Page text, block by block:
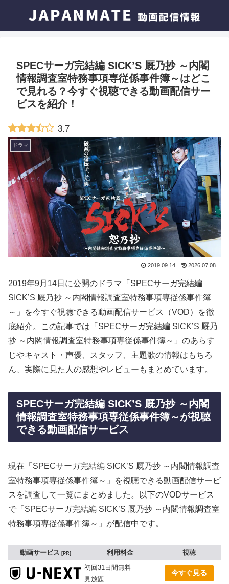
SPECサーガ完結編 SICK’S 厩乃抄 ～内閣
情報調査室特務事項専従係事件簿～はどこ
で見れる？今すぐ視聴できる動画配信サー
ビスを紹介！
3.7
ドラマ
2019.09.14 2026.07.08
2019年9月14日に公開のドラマ「SPECサーガ完結編
SICK’S 厩乃抄 ～内閣情報調査室特務事項専従係事件簿
～」を今すぐ視聴できる動画配信サービス（VOD）を徹
底紹介。この記事では「SPECサーガ完結編 SICK’S 厩乃
抄 ～内閣情報調査室特務事項専従係事件簿～」のあらす
じやキャスト・声優、スタッフ、主題歌の情報はもちろ
ん、実際に見た人の感想やレビューもまとめています。
SPECサーガ完結編 SICK’S 厩乃抄 ～内閣
情報調査室特務事項専従係事件簿～が視聴
できる動画配信サービス
現在「SPECサーガ完結編 SICK’S 厩乃抄 ～内閣情報調査
室特務事項専従係事件簿～」を視聴できる動画配信サービ
スを調査して一覧にまとめました。以下のVODサービス
で「SPECサーガ完結編 SICK’S 厩乃抄 ～内閣情報調査室
特務事項専従係事件簿～」が配信中です。
動画サービス PR 利用料金
視聴
初回31日間無料
見放題
今すぐ見る